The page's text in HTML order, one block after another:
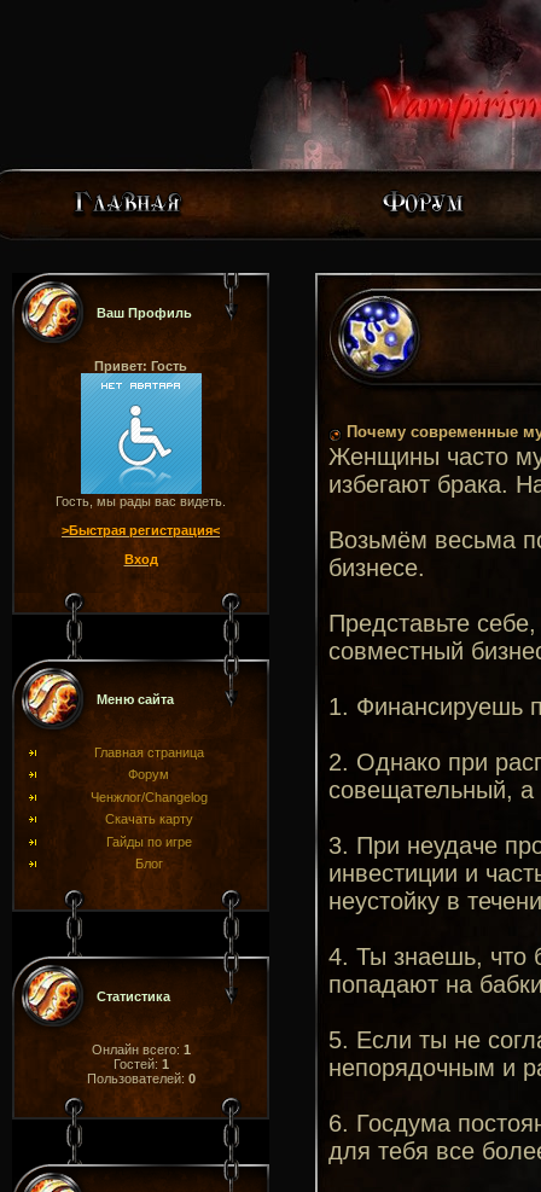
Ваш Профиль
Привет: Гость
Гость, мы рады вас видеть.
>Быстрая регистрация<
Вход
Меню сайта
Главная страница
Форум
Ченжлог/Changelog
Скачать карту
Гайды по игре
Блог
Статистика
Онлайн всего: 1
Гостей: 1
Пользователей: 0
Почему современные
Женщины часто
избегают брака.
Возьмём весьма
бизнесе.
Представьте
совместный
1. Финансируешь
2. Однако при
совещательный,
3. При неудаче
инвестиции и
неустойку в
4. Ты знаешь, что
попадают на
5. Если ты не
непорядочным и
6. Госдума
для тебя все